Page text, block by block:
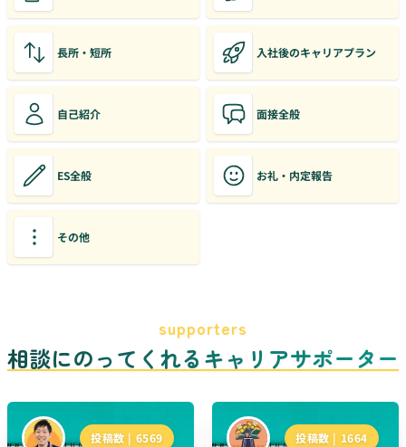
長所・短所 入社後のキャリアプラン
自己紹介 面接全般
ES全般 お礼・内定報告
その他
supporters
相談にのってくれるキャリアサポーター
投稿数 | 6569 投稿数 | 1664